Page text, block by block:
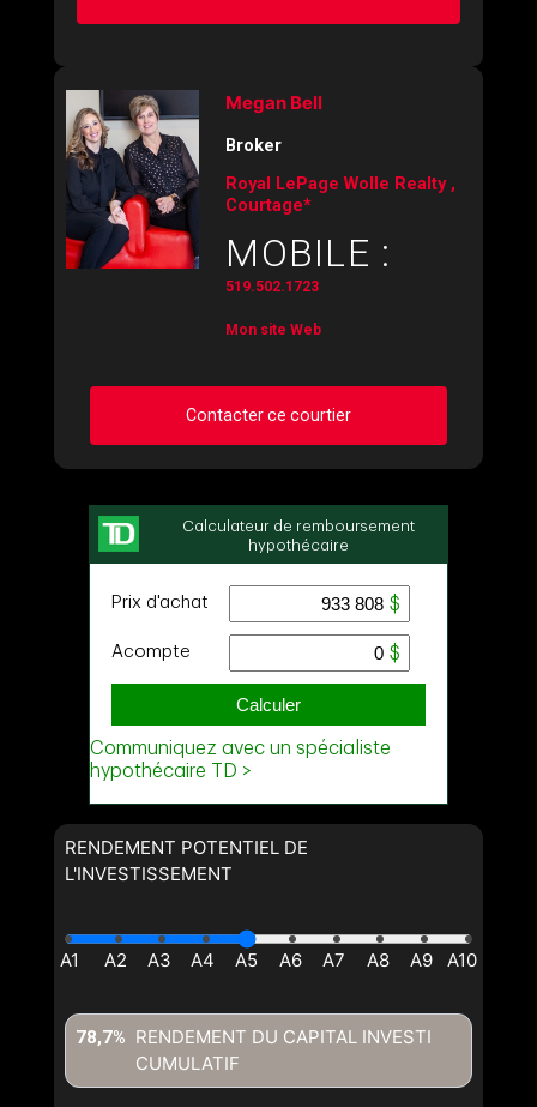
Megan Bell
Broker
Royal LePage Wolle Realty ,
Courtage*
MOBILE :
519.502.1723
Mon site Web
Contacter ce courtier
Demander des infos sur cette inscription
Prénom
Téléphone
Message
En cliquant sur le bouton « soumettre », vous consentez à nos
RENDEMENT POTENTIEL DE
L'INVESTISSEMENT
RENDEMENT DU CAPITAL INVESTI
CUMULATIF
78,7%